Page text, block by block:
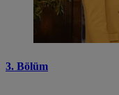
3. Bölüm